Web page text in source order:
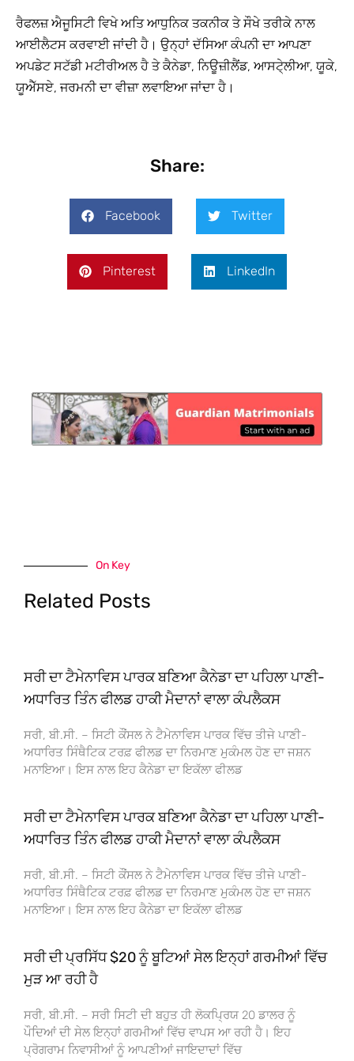
ਰੈਫਲਜ਼ ਐਜੂਸਿਟੀ ਵਿਖੇ ਅਤਿ ਆਧੁਨਿਕ ਤਕਨੀਕ ਤੇ ਸੌਖੇ ਤਰੀਕੇ ਨਾਲ
ਆਈਲੈਟਸ ਕਰਵਾਈ ਜਾਂਦੀ ਹੈ। ਉਨ੍ਹਾਂ ਦੱਸਿਆ ਕੰਪਨੀ ਦਾ ਆਪਣਾ
ਅਪਡੇਟ ਸਟੱਡੀ ਮਟੀਰੀਅਲ ਹੈ ਤੇ ਕੈਨੇਡਾ, ਨਿਊਜ਼ੀਲੈਂਡ, ਆਸਟੇ੍ਲੀਆ, ਯੂਕੇ,
ਯੂਐੱਸਏ, ਜਰਮਨੀ ਦਾ ਵੀਜ਼ਾ ਲਵਾਇਆ ਜਾਂਦਾ ਹੈ।
Share:
Facebook Twitter
Pinterest LinkedIn
On Key
Related Posts
ਸਰੀ ਦਾ ਟੈਮੇਨਾਵਿਸ ਪਾਰਕ ਬਣਿਆ ਕੈਨੇਡਾ ਦਾ ਪਹਿਲਾ ਪਾਣੀ-
ਅਧਾਰਿਤ ਤਿੰਨ ਫੀਲਡ ਹਾਕੀ ਮੈਦਾਨਾਂ ਵਾਲਾ ਕੰਪਲੈਕਸ
ਸਰੀ, ਬੀ.ਸੀ. – ਸਿਟੀ ਕੌਂਸਲ ਨੇ ਟੈਮੇਨਾਵਿਸ ਪਾਰਕ ਵਿੱਚ ਤੀਜੇ ਪਾਣੀ-
ਅਧਾਰਿਤ ਸਿੰਥੈਟਿਕ ਟਰਫ਼ ਫੀਲਡ ਦਾ ਨਿਰਮਾਣ ਮੁਕੰਮਲ ਹੋਣ ਦਾ ਜਸ਼ਨ
ਮਨਾਇਆ। ਇਸ ਨਾਲ ਇਹ ਕੈਨੇਡਾ ਦਾ ਇਕੱਲਾ ਫੀਲਡ
ਸਰੀ ਦਾ ਟੈਮੇਨਾਵਿਸ ਪਾਰਕ ਬਣਿਆ ਕੈਨੇਡਾ ਦਾ ਪਹਿਲਾ ਪਾਣੀ-
ਅਧਾਰਿਤ ਤਿੰਨ ਫੀਲਡ ਹਾਕੀ ਮੈਦਾਨਾਂ ਵਾਲਾ ਕੰਪਲੈਕਸ
ਸਰੀ, ਬੀ.ਸੀ. – ਸਿਟੀ ਕੌਂਸਲ ਨੇ ਟੈਮੇਨਾਵਿਸ ਪਾਰਕ ਵਿੱਚ ਤੀਜੇ ਪਾਣੀ-
ਅਧਾਰਿਤ ਸਿੰਥੈਟਿਕ ਟਰਫ਼ ਫੀਲਡ ਦਾ ਨਿਰਮਾਣ ਮੁਕੰਮਲ ਹੋਣ ਦਾ ਜਸ਼ਨ
ਮਨਾਇਆ। ਇਸ ਨਾਲ ਇਹ ਕੈਨੇਡਾ ਦਾ ਇਕੱਲਾ ਫੀਲਡ
ਸਰੀ ਦੀ ਪ੍ਰਸਿੱਧ $20 ਨੂੰ ਬੂਟਿਆਂ ਸੇਲ ਇਨ੍ਹਾਂ ਗਰਮੀਆਂ ਵਿੱਚ
ਮੁੜ ਆ ਰਹੀ ਹੈ
ਸਰੀ, ਬੀ.ਸੀ. – ਸਰੀ ਸਿਟੀ ਦੀ ਬਹੁਤ ਹੀ ਲੋਕਪ੍ਰਿਯ 20 ਡਾਲਰ ਨੂੰ
ਪੌਦਿਆਂ ਦੀ ਸੇਲ ਇਨ੍ਹਾਂ ਗਰਮੀਆਂ ਵਿੱਚ ਵਾਪਸ ਆ ਰਹੀ ਹੈ। ਇਹ
ਪ੍ਰੋਗਰਾਮ ਨਿਵਾਸੀਆਂ ਨੂੰ ਆਪਣੀਆਂ ਜਾਇਦਾਦਾਂ ਵਿੱਚ